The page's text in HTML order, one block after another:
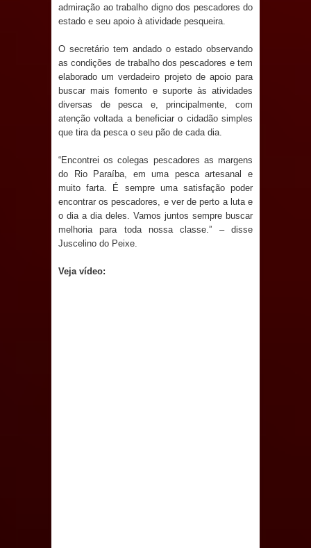
Saúde Bucal: Mais de 470 próteses
Prefeitura de Sapé em 2026
Caldas Brandão: Tradicional Festa de
Santana 2026 será neste sábado (25)
e deve atrair grande público
Nota de pesar: Câmara de Marí
lamenta a morte da ex-vereadora
Neta do Sindicato
Prefeito Major Sidnei busca em
admiração ao trabalho digno dos pescadores do
estado e seu apoio à atividade pesqueira.
O secretário tem andado o estado observando
as condições de trabalho dos pescadores e tem
elaborado um verdadeiro projeto de apoio para
buscar mais fomento e suporte às atividades
diversas de pesca e, principalmente, com
atenção voltada a beneficiar o cidadão simples
que tira da pesca o seu pão de cada dia.
“Encontrei os colegas pescadores as margens
do Rio Paraíba, em uma pesca artesanal e
muito farta. É sempre uma satisfação poder
encontrar os pescadores, e ver de perto a luta e
o dia a dia deles. Vamos juntos sempre buscar
melhoria para toda nossa classe.” – disse
Juscelino do Peixe.
Veja vídeo: